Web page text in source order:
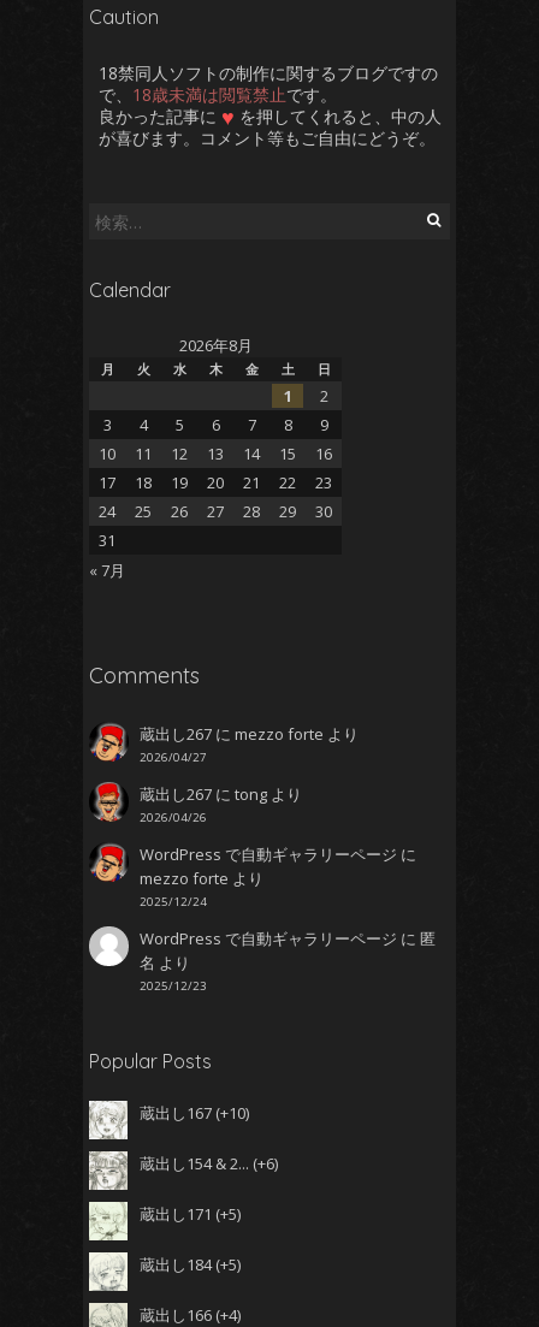
Caution
18禁同人ソフトの制作に関するブログですの
で、 18歳未満は閲覧禁止です。
良かった記事に ♥ を押してくれると、中の人
が喜びます。コメント等もご自由にどうぞ。
検
Calendar
2026年8月
月 火 水 木 金 土 日
1
2
3
4 5 6 7 8
9
10
11 12 13 14 15
16
17
18 19 20 21 22
23
24
25 26 27 28 29
30
31
« 7月
Comments
蔵出し267 にmezzo forte より
2026/04/27
蔵出し267 にtong より
2026/04/26
WordPress で自動ギャラリーページ に
mezzo forte より
2025/12/24
WordPress で自動ギャラリーページ に匿
名 より
2025/12/23
Popular Posts
蔵出し167 +10
蔵出し154 & 2... +6
蔵出し171 +5
蔵出し184 +5
蔵出し166 +4